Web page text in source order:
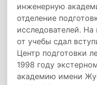
инженерную
отделение
исследователей.
от учебы сдал
Центр подготовки
1998 году
академию имени